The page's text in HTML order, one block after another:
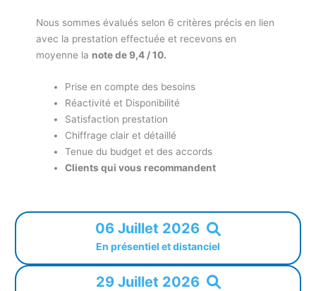
Nous sommes évalués selon 6 critères précis en lien
avec la prestation effectuée et recevons en
moyenne la note de 9,4 / 10.
Prise en compte des besoins
Réactivité et Disponibilité
Satisfaction prestation
Chiffrage clair et détaillé
Tenue du budget et des accords
Clients qui vous recommandent
06 Juillet 2026
En présentiel et distanciel
29 Juillet 2026